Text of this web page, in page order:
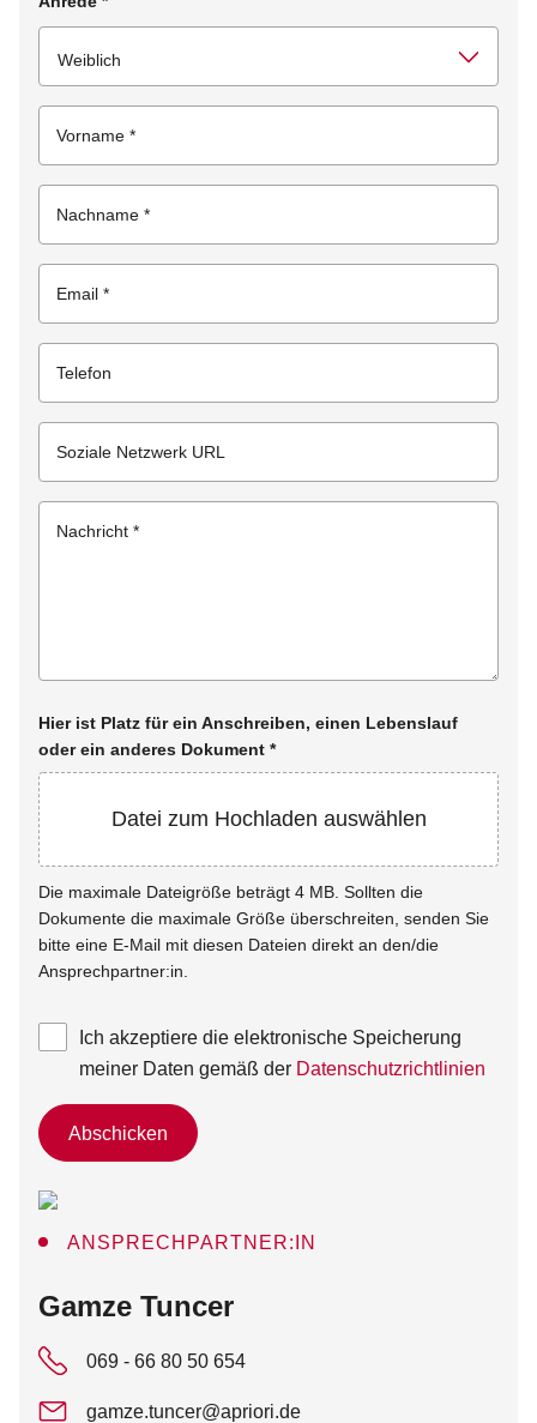
Vorname *
Nachname *
Email *
Telefon
Soziale Netzwerk URL
Nachricht *
Hier ist Platz für ein Anschreiben, einen Lebenslauf
oder ein anderes Dokument *
Datei zum Hochladen auswählen
Die maximale Dateigröße beträgt 4 MB. Sollten die
Dokumente die maximale Größe überschreiten, senden Sie
bitte eine E-Mail mit diesen Dateien direkt an den/die
Ansprechpartner:in.
Ich akzeptiere die elektronische Speicherung
meiner Daten gemäß der Datenschutzrichtlinien
Abschicken
ANSPRECHPARTNER:IN
:
Gamze Tuncer
069 - 66 80 50 654
gamze.tuncer@apriori.de